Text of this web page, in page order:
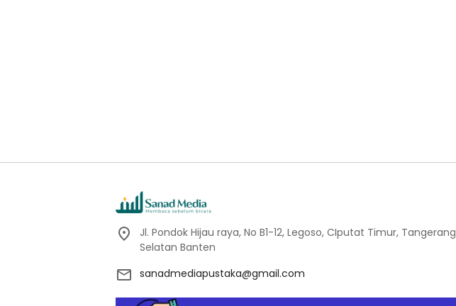
Jl. Pondok Hijau raya, No B1-12, Legoso, CIputat Timur, Tangerang
Selatan Banten
sanadmediapustaka@gmail.com